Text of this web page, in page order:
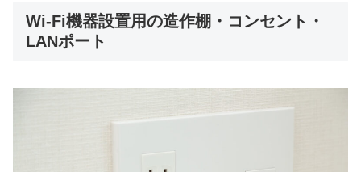
Wi-Fi機器設置用の造作棚・コンセント・
LANポート